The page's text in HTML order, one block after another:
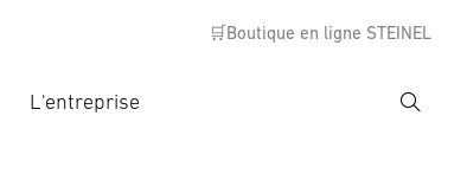
🛒Boutique en ligne STEINEL
L'entreprise